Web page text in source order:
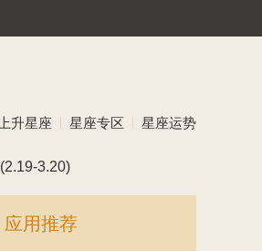
上升星座 星座专区 星座运势
(2.19-3.20)
应用推荐